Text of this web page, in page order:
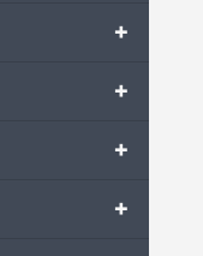
+
+
+
+